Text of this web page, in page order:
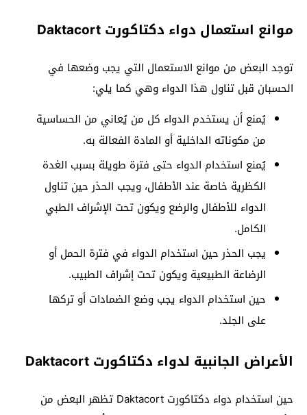
موانع استعمال دواء دكتاكورت Daktacort
توجد البعض من موانع الاستعمال التي يجب وضعها في
الحسبان قبل تناول هذا الدواء وهي كما يلي:
يُمنع أن يستخدم الدواء كل من يُعاني من الحساسية
من مكوناته الداخلية أو المادة الفعالة به.
يُمنع استخدام الدواء حتى فترة طويلة بسبب الغدة
الكظرية خاصة عند الأطفال، ويجب الحذر حين تناول
الدواء للأطفال والرضع ويكون تحت الإشراف الطبي
الكامل.
يجب الحذر حين استخدام الدواء في فترة الحمل أو
الرضاعة الطبيعية ويكون تحت إشراف الطبيب.
حين استخدام الدواء يجب وضع الضمادات أو تركها
على الجلد.
الأعراض الجانبية لدواء دكتاكورت Daktacort
حين استخدام دواء دكتاكورت Daktacort تظهر البعض من